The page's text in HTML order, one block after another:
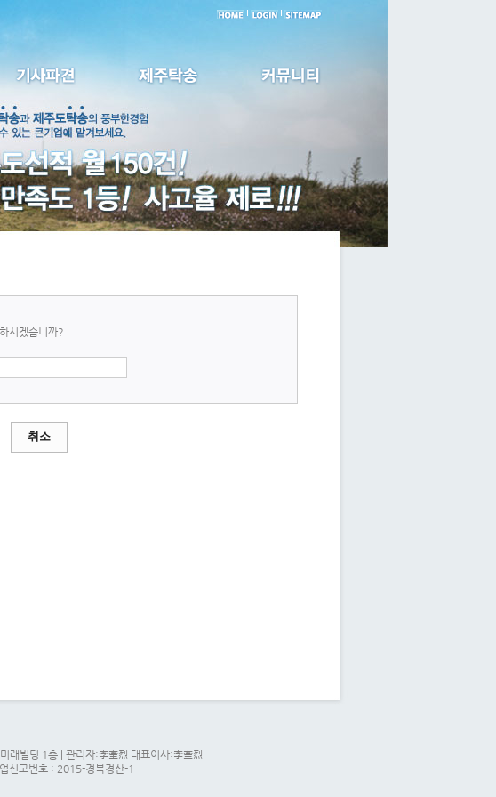
하시겠습니까?
취소
래빌딩 1층 | 관리자:李奎烈 대표이사:李奎烈
신고번호 : 2015-경북경산-1